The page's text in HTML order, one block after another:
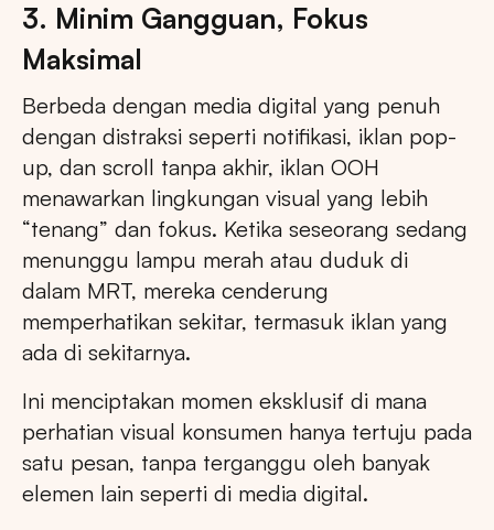
3. Minim Gangguan, Fokus
Maksimal
Berbeda dengan media digital yang penuh
dengan distraksi seperti notifikasi, iklan pop-
up, dan scroll tanpa akhir, iklan OOH
menawarkan lingkungan visual yang lebih
“tenang” dan fokus. Ketika seseorang sedang
menunggu lampu merah atau duduk di
dalam MRT, mereka cenderung
memperhatikan sekitar, termasuk iklan yang
ada di sekitarnya.
Ini menciptakan momen eksklusif di mana
perhatian visual konsumen hanya tertuju pada
satu pesan, tanpa terganggu oleh banyak
elemen lain seperti di media digital.